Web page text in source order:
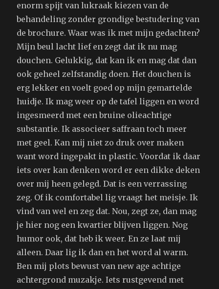
enorm spijt van lukraak kiezen van de
behandeling zonder grondige bestudering van
de brochure. Waar was ik met mijn gedachten?
Mijn beul lacht lief en zegt dat ik nu mag
douchen. Gelukkig, dat kan ik en mag dat dan
ook geheel zelfstandig doen. Het douchen is
erg lekker en voelt goed op mijn gemartelde
huidje. Ik mag weer op de tafel liggen en word
ingesmeerd met een bruine olieachtige
substantie. Ik associeer saffraan toch meer
met geel. Kan mij niet zo druk over maken
want word ingepakt in plastic. Voordat ik daar
iets over kan denken word er een dikke deken
over mij heen gelegd. Dat is een verrassing
zeg. Of ik comfortabel lig vraagt het meisje. Ik
vind van wel en zeg dat. Nou, zegt ze, dan mag
je hier nog een kwartier blijven liggen. Nog
humor ook, dat heb ik weer. En ze laat mij
alleen. Daar lig ik dan en het word al warm.
Ben mij plots bewust van new age achtige
achtergrond muzakje. Iets rustgevend met